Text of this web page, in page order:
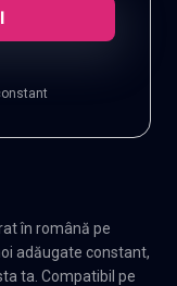
în română pe
adăugate constant,
ta. Compatibil pe